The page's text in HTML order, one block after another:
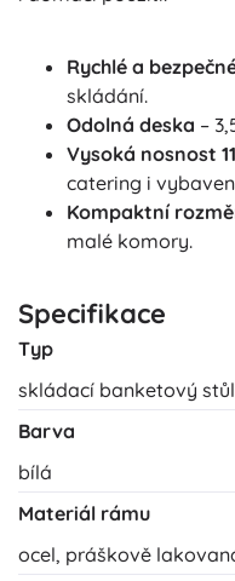
Rychlé a
skládání.
Odolná deska –
Vysoká nosnost
catering i
Kompaktní
malé komory.
Specifikace
Typ
skládací banketový stůl
Barva
bílá
Materiál rámu
ocel, práškově